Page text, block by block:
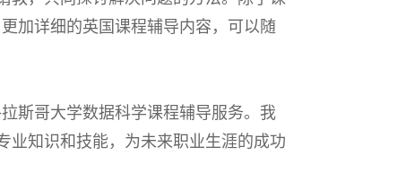
加详细的英国课程辅导内容，可以随
斯哥大学数据科学课程辅导服务。我
业知识和技能，为未来职业生涯的成功